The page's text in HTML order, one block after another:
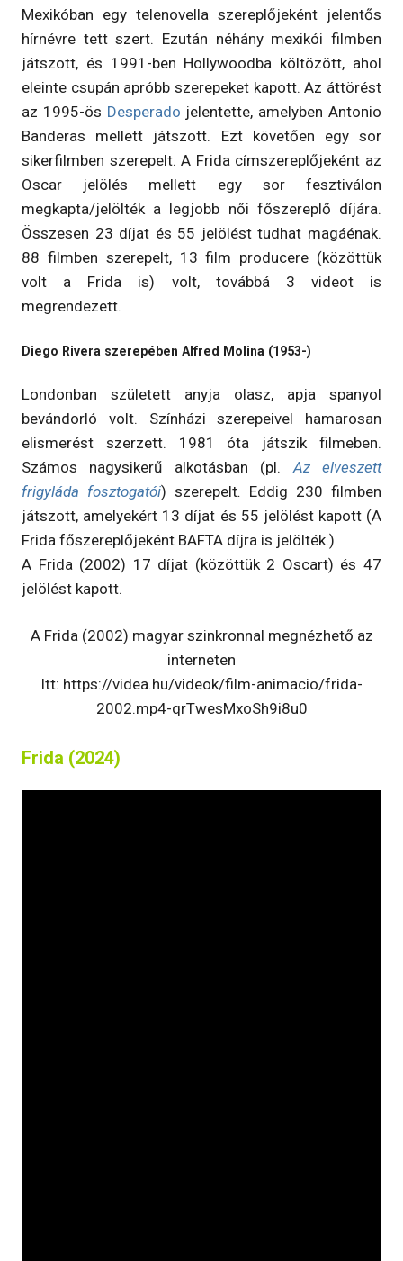
Mexikóban egy telenovella szereplőjeként jelentős
hírnévre tett szert. Ezután néhány mexikói filmben
játszott, és 1991-ben Hollywoodba költözött, ahol
eleinte csupán apróbb szerepeket kapott. Az áttörést
az 1995-ös Desperado jelentette, amelyben Antonio
Banderas mellett játszott. Ezt követően egy sor
sikerfilmben szerepelt. A Frida címszereplőjeként az
Oscar jelölés mellett egy sor fesztiválon
megkapta/jelölték a legjobb női főszereplő díjára.
Összesen 23 díjat és 55 jelölést tudhat magáénak.
88 filmben szerepelt, 13 film producere (közöttük
volt a Frida is) volt, továbbá 3 videot is
megrendezett.
Diego Rivera szerepében Alfred Molina (1953-)
Londonban született anyja olasz, apja spanyol
bevándorló volt. Színházi szerepeivel hamarosan
elismerést szerzett. 1981 óta játszik filmeben.
Számos nagysikerű alkotásban (pl. Az elveszett
frigyláda fosztogatói) szerepelt. Eddig 230 filmben
játszott, amelyekért 13 díjat és 55 jelölést kapott (A
Frida főszereplőjeként BAFTA díjra is jelölték.)
A Frida (2002) 17 díjat (közöttük 2 Oscart) és 47
jelölést kapott.
A Frida (2002) magyar szinkronnal megnézhető az
interneten
Itt: https://videa.hu/videok/film-animacio/frida-
2002.mp4-qrTwesMxoSh9i8u0
Frida (2024)